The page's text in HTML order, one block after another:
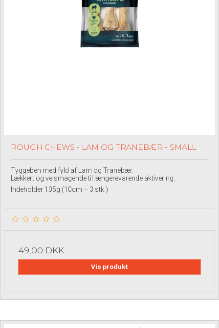
ROUGH CHEWS - LAM OG TRANEBÆR - SMALL
Tyggeben med fyld af Lam og Tranebær.
Lækkert og velsmagende til længerevarende aktivering.
Indeholder 105g (10cm – 3 stk.)
49,00 DKK
Vis produkt